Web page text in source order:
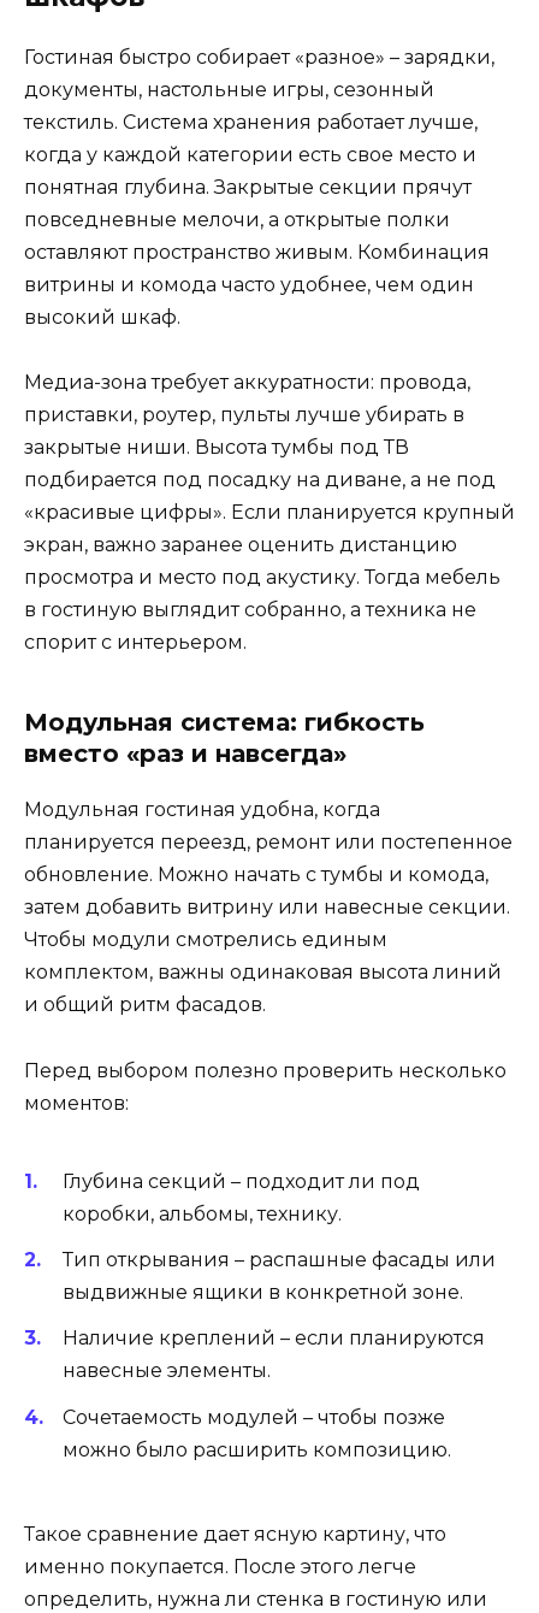
Гостиная быстро собирает «разное» – зарядки,
документы, настольные игры, сезонный
текстиль. Система хранения работает лучше,
когда у каждой категории есть свое место и
понятная глубина. Закрытые секции прячут
повседневные мелочи, а открытые полки
оставляют пространство живым. Комбинация
витрины и комода часто удобнее, чем один
высокий шкаф.
Медиа-зона требует аккуратности: провода,
приставки, роутер, пульты лучше убирать в
закрытые ниши. Высота тумбы под ТВ
подбирается под посадку на диване, а не под
«красивые цифры». Если планируется крупный
экран, важно заранее оценить дистанцию
просмотра и место под акустику. Тогда мебель
в гостиную выглядит собранно, а техника не
спорит с интерьером.
Модульная система: гибкость
вместо «раз и навсегда»
Модульная гостиная удобна, когда
планируется переезд, ремонт или постепенное
обновление. Можно начать с тумбы и комода,
затем добавить витрину или навесные секции.
Чтобы модули смотрелись единым
комплектом, важны одинаковая высота линий
и общий ритм фасадов.
Перед выбором полезно проверить несколько
моментов:
Глубина секций – подходит ли под
коробки, альбомы, технику.
Тип открывания – распашные фасады или
выдвижные ящики в конкретной зоне.
Наличие креплений – если планируются
навесные элементы.
Сочетаемость модулей – чтобы позже
можно было расширить композицию.
Такое сравнение дает ясную картину, что
именно покупается. После этого легче
определить, нужна ли стенка в гостиную или